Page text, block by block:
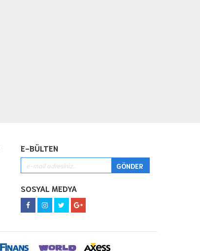
E-BÜLTEN
SOSYAL MEDYA